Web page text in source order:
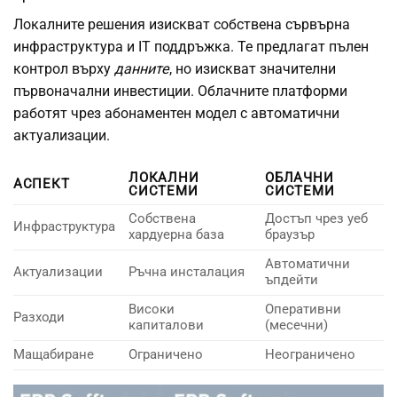
Локалните решения изискват собствена сървърна
инфраструктура и IT поддръжка. Те предлагат пълен
контрол върху данните, но изискват значителни
първоначални инвестиции. Облачните платформи
работят чрез абонаментен модел с автоматични
актуализации.
АСПЕКТ
ЛОКАЛНИ
СИСТЕМИ
ОБЛАЧНИ
СИСТЕМИ
Инфраструктура
Собствена
хардуерна база
Достъп чрез уеб
браузър
Актуализации Ръчна инсталация
Автоматични
ъпдейти
Разходи
Високи
капиталови
Оперативни
(месечни)
Мащабиране
Ограничено Неограничено